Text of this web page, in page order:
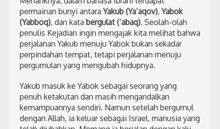
permainan bunyi antaraYakub (Ya’aqov),Yabok
(Yabboq), dan kata bergulat (‘abaq). Seolah-olah
penulis Kejadian ingin mengajak kita melihat bahwa
perjalanan Yakub menuju Yabok bukan sekadar
perpindahan tempat, tetapi perjalanan menuju
pergumulan yang mengubah hidupnya.
Yakub masuk ke Yabok sebagai seorang yang
penuh ketakutan dan masih mengandalkan
kemampuannya sendiri. Namun setelah bergumul
dengan Allah, ia keluar sebagai Israel, manusia yang